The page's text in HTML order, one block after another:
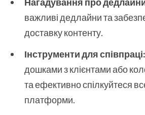
важливі дедлайни та
доставку контенту.
Інструменти для співпраці:
дошками з клієнтами або
та ефективно спілкуйтеся
платформи.